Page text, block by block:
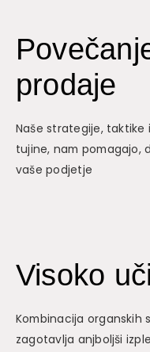
prodaje
Naše strategije, taktike
tujine, nam pomagajo,
vaše podjetje
Visoko
Kombinacija organskih
zagotavlja anjboljši